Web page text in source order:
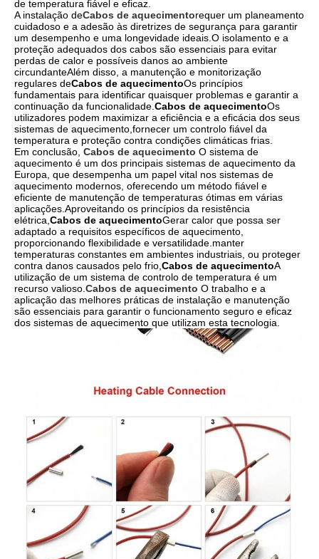
de temperatura fiável e eficaz.
A instalação deCabos de aquecimentorequer um planeamento
cuidadoso e a adesão às diretrizes de segurança para garantir
um desempenho e uma longevidade ideais.O isolamento e a
proteção adequados dos cabos são essenciais para evitar
perdas de calor e possíveis danos ao ambiente
circundanteAlém disso, a manutenção e monitorização
regulares deCabos de aquecimentoOs princípios
fundamentais para identificar quaisquer problemas e garantir a
continuação da funcionalidade. Cabos de aquecimentoOs
utilizadores podem maximizar a eficiência e a eficácia dos seus
sistemas de aquecimento,fornecer um controlo fiável da
temperatura e proteção contra condições climáticas frias.
Em conclusão, Cabos de aquecimento O sistema de
aquecimento é um dos principais sistemas de aquecimento da
Europa, que desempenha um papel vital nos sistemas de
aquecimento modernos, oferecendo um método fiável e
eficiente de manutenção de temperaturas ótimas em várias
aplicações.Aproveitando os princípios da resistência
elétrica, Cabos de aquecimentoGerar calor que possa ser
adaptado a requisitos específicos de aquecimento,
proporcionando flexibilidade e versatilidade.manter
temperaturas constantes em ambientes industriais, ou proteger
contra danos causados pelo frio, Cabos de aquecimentoA
utilização de um sistema de controlo de temperatura é um
recurso valioso. Cabos de aquecimento O trabalho e a
aplicação das melhores práticas de instalação e manutenção
são essenciais para garantir o funcionamento seguro e eficaz
dos sistemas de aquecimento que utilizam esta tecnologia.